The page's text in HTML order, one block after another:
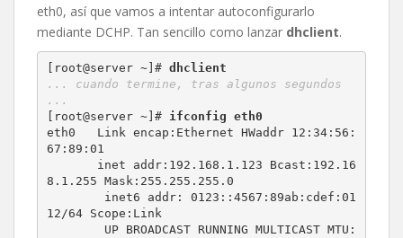
eth0, así que vamos a intentar autoconfigurarlo
mediante DCHP. Tan sencillo como lanzar dhclient.
[root@server ~]# dhclient
... cuando termine, tras algunos segundos
...
[root@server ~]# ifconfig eth0
eth0   Link encap:Ethernet HWaddr 12:34:56:
67:89:01
inet addr:192.168.1.123 Bcast:192.16
8.1.255 Mask:255.255.255.0
inet6 addr: 0123::4567:89ab:cdef:01
12/64 Scope:Link
UP BROADCAST RUNNING MULTICAST MTU: